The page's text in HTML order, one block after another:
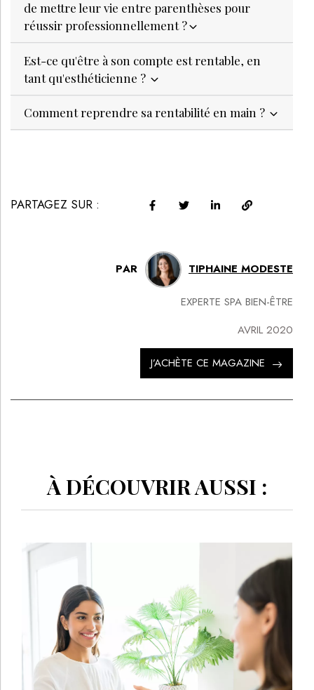
de mettre leur vie entre parenthèses pour
réussir professionnellement ?
Est-ce qu'être à son compte est rentable, en
tant qu'esthéticienne ?
Comment reprendre sa rentabilité en main ?
PARTAGEZ SUR :
PAR TIPHAINE MODESTE
EXPERTE SPA BIEN-ÊTRE
AVRIL 2020
J’ACHÈTE CE MAGAZINE
À DÉCOUVRIR AUSSI :